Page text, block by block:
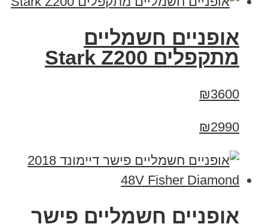
‏אופניים חשמליים
‏מתקפלים Stark Z200
₪3600
₪2990
אופניים חשמליים פישר